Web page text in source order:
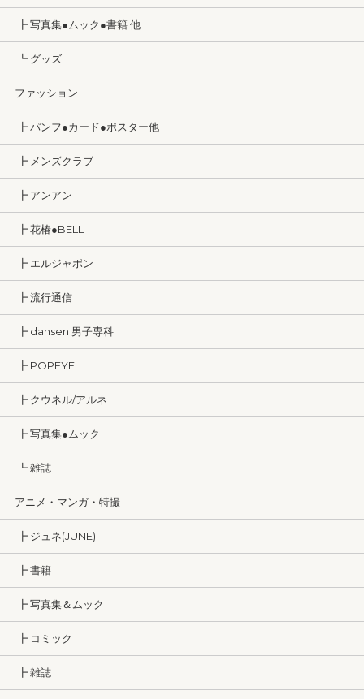
┣ 写真集●ムック●書籍 他
┗ グッズ
ファッション
┣ パンフ●カード●ポスター他
┣ メンズクラブ
┣ アンアン
┣ 花椿●BELL
┣ エルジャポン
┣ 流行通信
┣ dansen 男子専科
┣ POPEYE
┣ クウネル/アルネ
┣ 写真集●ムック
┗ 雑誌
アニメ・マンガ・特撮
┣ ジュネ(JUNE)
┣ 書籍
┣ 写真集＆ムック
┣ コミック
┣ 雑誌